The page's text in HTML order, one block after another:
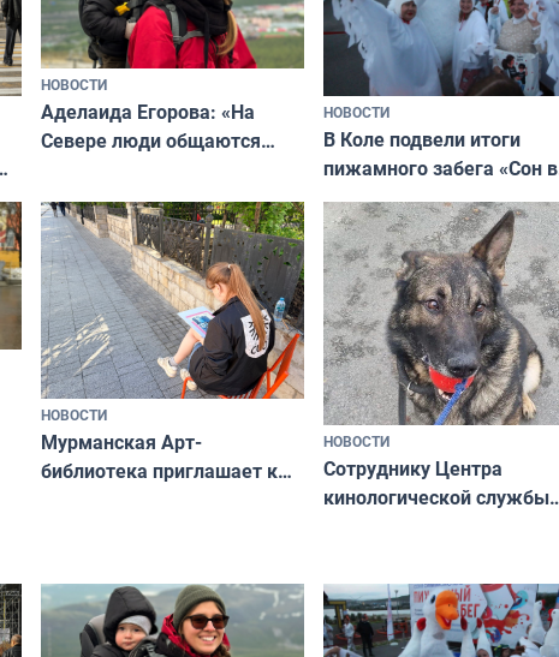
НОВОСТИ
Аделаида Егорова: «На
Севере люди общаются
а потому что
ты им интересен»
НОВОСТИ
В Коле подвели итоги
пижамного забега «Сон в
Олимпийскую ночь»
НОВОСТИ
Мурманская Арт-
библиотека приглашает к
НОВОСТИ
Сотруднику Центра
кинологической службы